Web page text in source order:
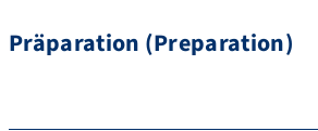
Präparation (Preparation)